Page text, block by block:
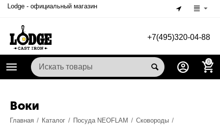
Lodge - официальный магазин
+7(495)320-04-88
0
Воки
Главная / Каталог / Посуда NEOFLAM / Сковороды /